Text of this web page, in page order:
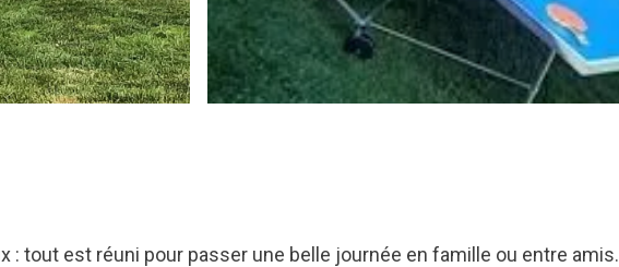
: tout est réuni pour passer une belle journée en famille ou entre amis.